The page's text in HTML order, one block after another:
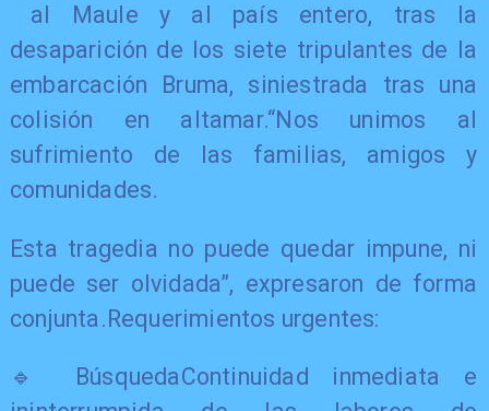
​ al Maule y al país entero, tras la
desaparición de los siete tripulantes de la
embarcación Bruma, siniestrada tras una
colisión en altamar.“Nos unimos al
sufrimiento de las familias, amigos y
comunidades.
Esta tragedia no puede quedar impune, ni
puede ser olvidada”, expresaron de forma
conjunta.Requerimientos urgentes:
🔹 BúsquedaContinuidad inmediata e